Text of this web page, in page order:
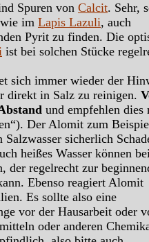
Spuren von Calcit. Sehr,
im Lapis Lazuli, auch
Pyrit zu finden. Die
ist bei solchen Stücke
sich immer wieder der
direkt in Salz zu reinigen.
und empfehlen dies
Der Alomit zum
sicherlich
heißes Wasser können
der regelrecht zur
Ebenso reagiert Alomit
Es sollte also eine
vor der Hausarbeit oder
oder anderen